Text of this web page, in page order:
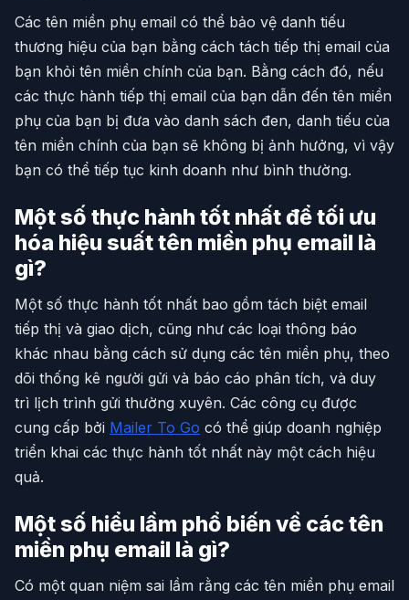
Các tên miền phụ email có thể bảo vệ danh tiếu
thương hiệu của bạn bằng cách tách tiếp thị email của
bạn khỏi tên miền chính của bạn. Bằng cách đó, nếu
các thực hành tiếp thị email của bạn dẫn đến tên miền
phụ của bạn bị đưa vào danh sách đen, danh tiếu của
tên miền chính của bạn sẽ không bị ảnh hưởng, vì vậy
bạn có thể tiếp tục kinh doanh như bình thường.
Một số thực hành tốt nhất để tối ưu
hóa hiệu suất tên miền phụ email là
gì?
Một số thực hành tốt nhất bao gồm tách biệt email
tiếp thị và giao dịch, cũng như các loại thông báo
khác nhau bằng cách sử dụng các tên miền phụ, theo
dõi thống kê người gửi và báo cáo phân tích, và duy
trì lịch trình gửi thường xuyên. Các công cụ được
cung cấp bởi Mailer To Go có thể giúp doanh nghiệp
triển khai các thực hành tốt nhất này một cách hiệu
quả.
Một số hiểu lầm phổ biến về các tên
miền phụ email là gì?
Có một quan niệm sai lầm rằng các tên miền phụ email